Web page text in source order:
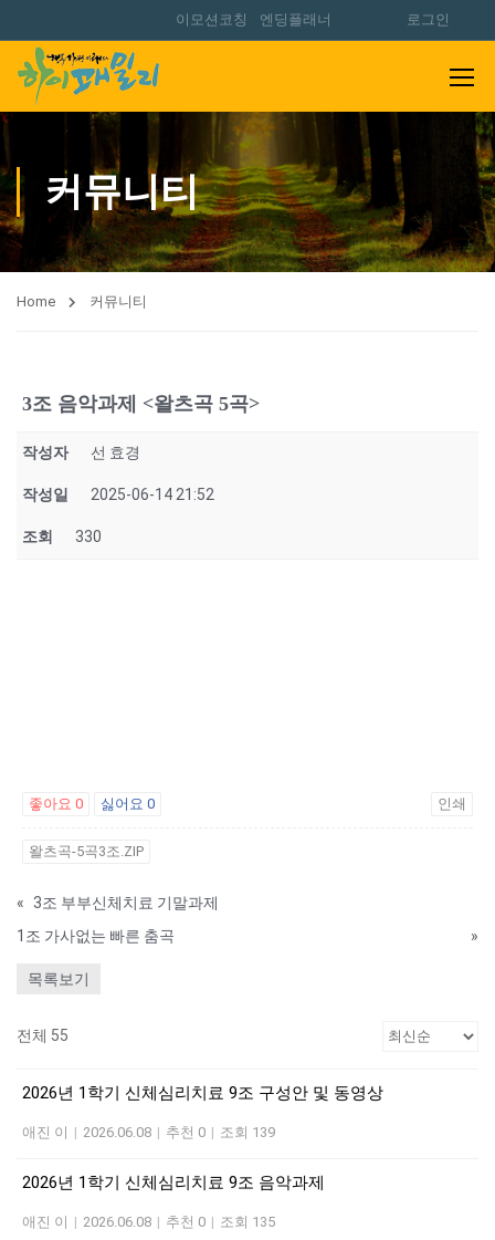
이모션코칭 엔딩플래너 로그인
커뮤니티
Home 커뮤니티
3조 음악과제 <왈츠곡 5곡>
작성자 선 효경
작성일 2025-06-14 21:52
조회 330
좋아요 0 싫어요 0 인쇄
왈츠곡-5곡3조.ZIP
«
3조 부부신체치료 기말과제
1조 가사없는 빠른 춤곡
»
목록보기
전체 55
2026년 1학기 신체심리치료 9조 구성안 및 동영상
애진 이 | 2026.06.08 | 추천 0 | 조회 139
2026년 1학기 신체심리치료 9조 음악과제
애진 이 | 2026.06.08 | 추천 0 | 조회 135